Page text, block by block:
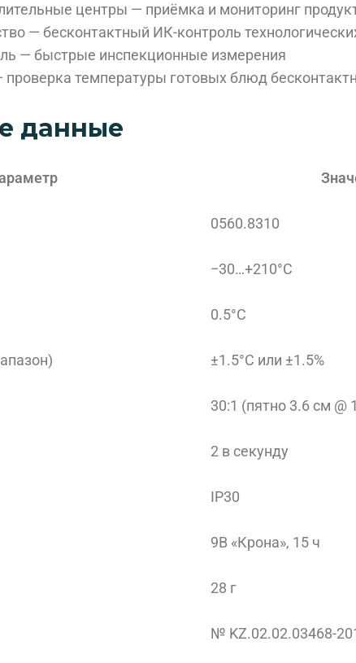
центры — приёмка и мониторинг
— бесконтактный ИК-контроль
— быстрые инспекционные измерения
температуры готовых блюд
данные
0560.8310
−30…+210°C
0.5°C
±1.5°C или ±1.5%
30:1 (пятно 3.6 см @
2 в секунду
IP30
9В «Крона», 15 ч
28 г
№ KZ.02.02.03468-